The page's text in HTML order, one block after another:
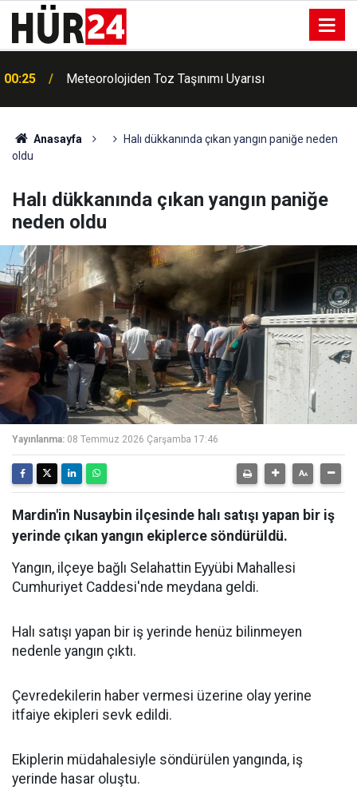
00:25 Meteorolojiden Toz Taşınımı Uyarısı
Anasayfa
Halı dükkanında çıkan yangın paniğe neden
oldu
Halı dükkanında çıkan yangın paniğe
neden oldu
Yayınlanma: 08 Temmuz 2026 Çarşamba 17:46
Mardin'in Nusaybin ilçesinde halı satışı yapan bir iş
yerinde çıkan yangın ekiplerce söndürüldü.
Yangın, ilçeye bağlı Selahattin Eyyübi Mahallesi
Cumhuriyet Caddesi'nde meydana geldi.
Halı satışı yapan bir iş yerinde henüz bilinmeyen
nedenle yangın çıktı.
Çevredekilerin haber vermesi üzerine olay yerine
itfaiye ekipleri sevk edildi.
Ekiplerin müdahalesiyle söndürülen yangında, iş
yerinde hasar oluştu.